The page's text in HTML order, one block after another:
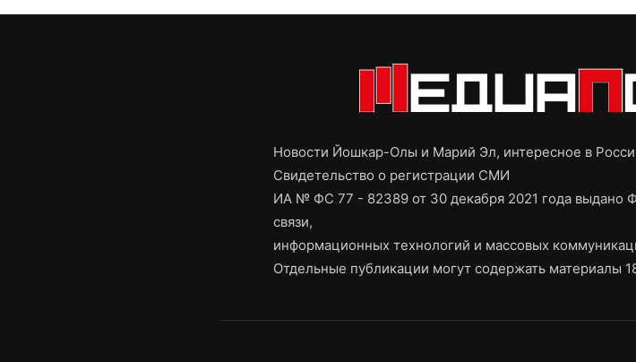
Новости Йошкар-Олы и Марий Эл, интересное в
Свидетельство о регистрации СМИ
ИА № ФС 77 - 82389 от 30 декабря 2021 года выдано
связи,
информационных технологий и массовых
Отдельные публикации могут содержать материалы